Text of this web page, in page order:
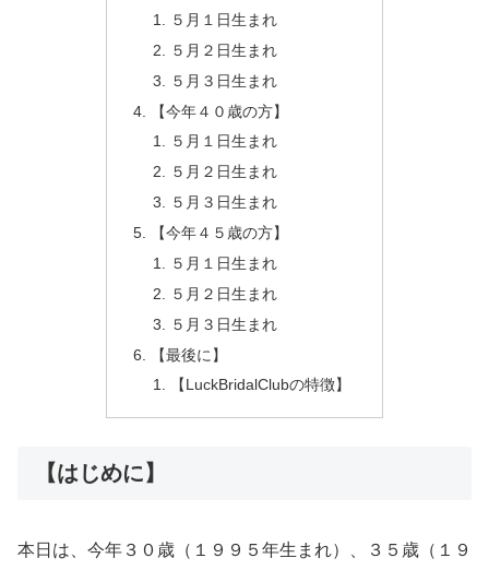
５月１日生まれ
５月２日生まれ
５月３日生まれ
【今年４０歳の方】
５月１日生まれ
５月２日生まれ
５月３日生まれ
【今年４５歳の方】
５月１日生まれ
５月２日生まれ
５月３日生まれ
【最後に】
【LuckBridalClubの特徴】
【はじめに】
本日は、今年３０歳（１９９５年生まれ）、３５歳（１９